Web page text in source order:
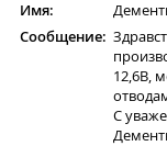
Имя:
Сообщение:
12,6В,
С